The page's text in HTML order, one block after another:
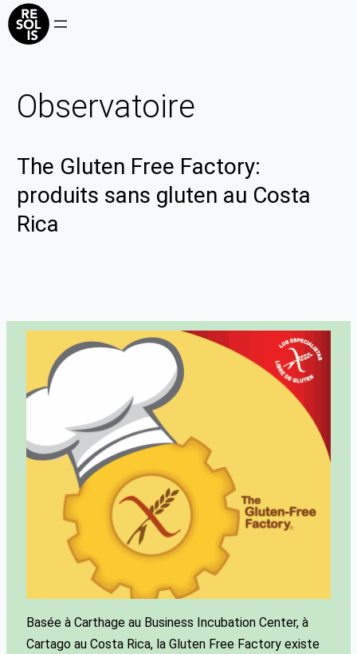
Observatoire
The Gluten Free Factory:
produits sans gluten au Costa
Rica
Basée à Carthage au Business Incubation Center, à
Cartago au Costa Rica, la Gluten Free Factory existe